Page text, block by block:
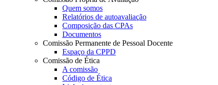
Quem somos
Relatórios de autoavaliação
Composição das CPAs
Documentos
Comissão Permanente de Pessoal Docente
Espaço da CPPD
Comissão de Ética
A comissão
Código de Ética